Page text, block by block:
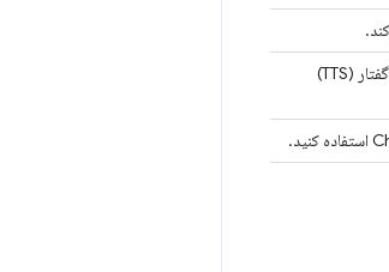
با استفاده از یک افزونه، یک موتور تبدیل متن به گفتار (TTS)